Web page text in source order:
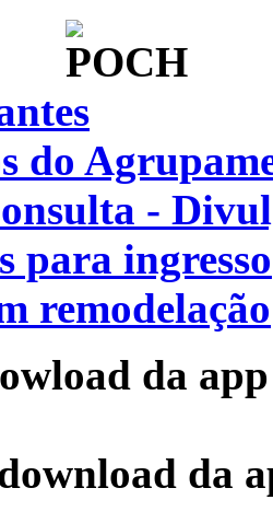
do
-
para ingresso
remodelação
da
da